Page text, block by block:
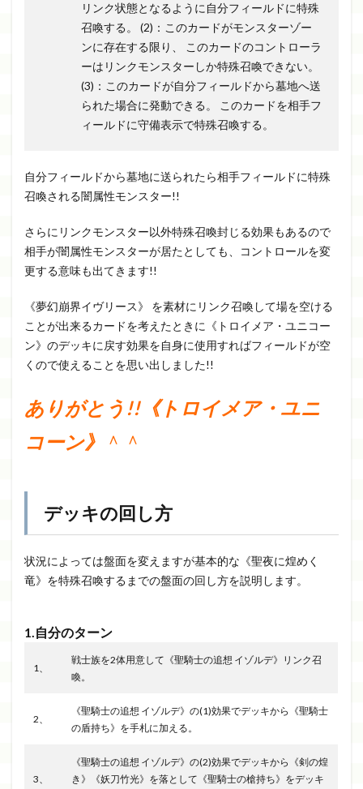
リンク状態となるように自分フィールドに特殊
召喚する。 (2)：このカードがモンスターゾー
ンに存在する限り、 このカードのコントローラ
ーはリンクモンスターしか特殊召喚できない。
(3)：このカードが自分フィールドから墓地へ送
られた場合に発動できる。 このカードを相手フ
ィールドに守備表示で特殊召喚する。
自分フィールドから墓地に送られたら相手フィールドに特殊
召喚される闇属性モンスター!!
さらにリンクモンスター以外特殊召喚封じる効果もあるので
相手が闇属性モンスターが居たとしても、コントロールを変
更する意味も出てきます!!
《夢幻崩界イヴリース》 を素材にリンク召喚して場を空ける
ことが出来るカードを考えたときに《トロイメア・ユニコー
ン》のデッキに戻す効果を自身に使用すればフィールドが空
くので使えることを思い出しました!!
ありがとう!!《トロイメア・ユニ
コーン》 ＾＾
デッキの回し方
状況によっては盤面を変えますが基本的な《聖夜に煌めく
竜》を特殊召喚するまでの盤面の回し方を説明します。
1.自分のターン
1、
戦士族を2体用意して《聖騎士の追想 イゾルデ》リンク召
喚。
2、
《聖騎士の追想 イゾルデ》の(1)効果でデッキから《聖騎士
の盾持ち》を手札に加える。
3、
《聖騎士の追想 イゾルデ》の(2)効果でデッキから《剣の煌
き》《妖刀竹光》を落として《聖騎士の槍持ち》をデッキ